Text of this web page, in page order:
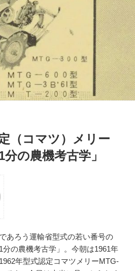
（コマツ）メリー
の農機考古学」
あろう運輸省型式の若い番号の
の農機考古学」。今朝は1961年
年型式認定コマツメリーMTG-